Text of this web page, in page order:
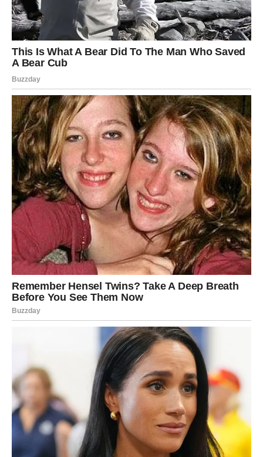
je da vaša ishrana bude bogata namirnicama koje
prirodno razređuju krv, poputomega-3 masnih kiselina
iz lososa, sardina, lanenog semena, ali i hrane poput
belog luka, đumbira, cvekle i limuna . Ove namirnice
mogu pomoći u smanjenju gustoće krvi i poboljšanju
cirkulacije.
Još jedan ključni faktor za poboljšanje zdravlja krvnih
sudova je redovno kretanje.Fizička aktivnost, čak i brza
šetnja, može značajno poboljšati cirkulaciju i ojačati krvne
sudove. Sedentarni način života doprinosi zadebljanju
krvi, pa je važno da se trudimo da budemo što aktivniji.